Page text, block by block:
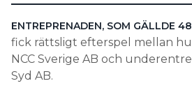
ENTREPRENADEN, SOM GÄLLDE
fick rättsligt efterspel mellan
NCC Sverige AB och
Syd AB.